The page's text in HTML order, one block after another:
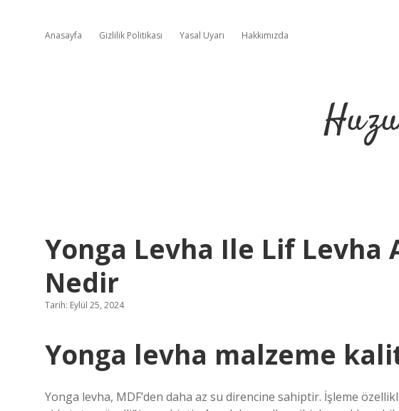
Anasayfa Gizlilik Politikası Yasal Uyarı Hakkımızda
Yonga Levha Ile Lif Levha
Nedir
Tarih: Eylül 25, 2024
Yonga levha malzeme
Yonga levha, MDF’den daha az su direncine sahiptir. İşleme